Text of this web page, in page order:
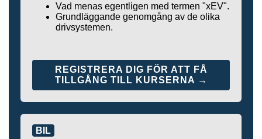
Vad menas egentligen med termen "xEV".
Grundläggande genomgång av de olika
drivsystemen.
REGISTRERA DIG FÖR ATT FÅ
TILLGÅNG TILL KURSERNA →
BIL